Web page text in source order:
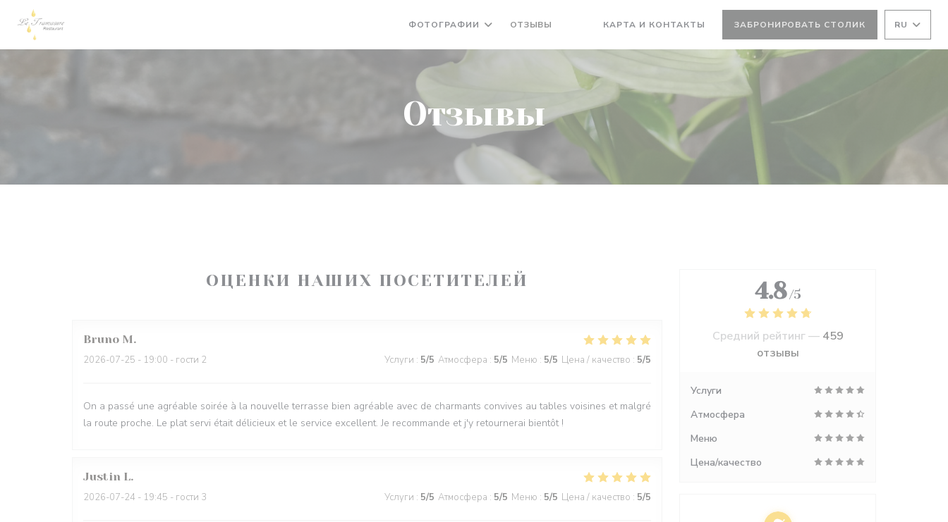
Панель управления cookies
ФОТОГРАФИИ ОТЗЫВЫ КАРТА И КОНТАКТЫ ЗАБРОНИРОВАТЬ СТОЛИК RU
Отзывы
ОЦЕНКИ НАШИХ ПОСЕТИТЕЛЕЙ
Bruno M
2026-07-25 - 19:00 - гости 2 Услуги : 5/5 Атмосфера : 5/5 Меню : 5/5 Цена / качество : 5/5
On a passé une agréable soirée à la nouvelle terrasse bien agréable avec de charmants convives au tables voisines et malgré
la route proche. Le plat servi était délicieux et le service excellent. Je recommande et j'y retournerai bientôt !
Justin L
2026-07-24 - 19:45 - гости 3 Услуги : 5/5 Атмосфера : 5/5 Меню : 5/5 Цена / качество : 5/5
4.8 /5
Средний рейтинг — 459
отзывы
Услуги
Атмосфера
Меню
Цена/качество